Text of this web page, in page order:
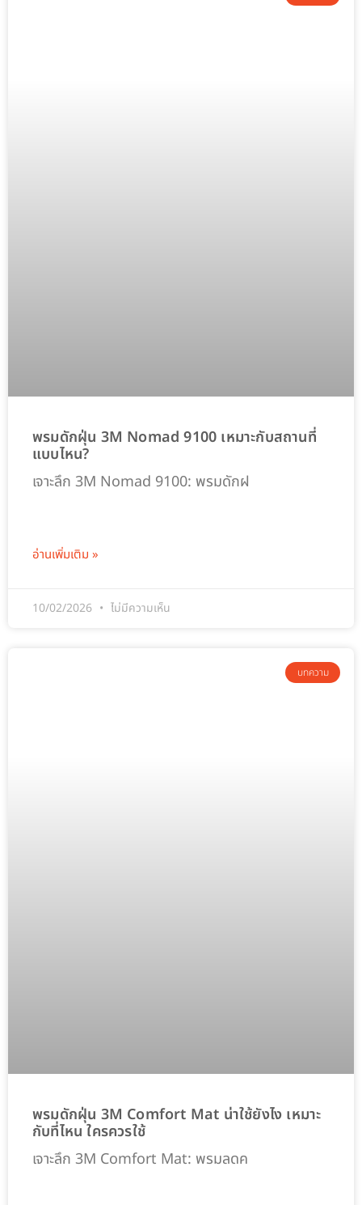
พรมดักฝุ่น 3M Nomad 9100 เหมาะกับสถานที่
แบบไหน?
เจาะลึก 3M Nomad 9100: พรมดักฝ
อ่านเพิ่มเติม »
10/02/2026 ไม่มีความเห็น
บทความ
พรมดักฝุ่น 3M Comfort Mat น่าใช้ยังไง เหมาะ
กับที่ไหน ใครควรใช้
เจาะลึก 3M Comfort Mat: พรมลดค